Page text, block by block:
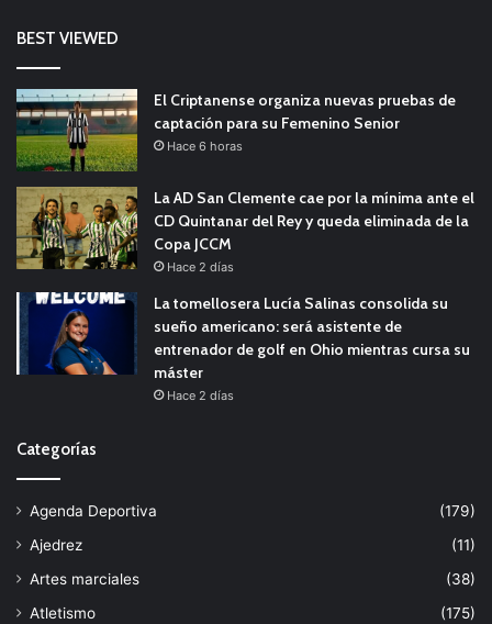
BEST VIEWED
El Criptanense organiza nuevas pruebas de
captación para su Femenino Senior
Hace 6 horas
La AD San Clemente cae por la mínima ante el
CD Quintanar del Rey y queda eliminada de la
Copa JCCM
Hace 2 días
La tomellosera Lucía Salinas consolida su
sueño americano: será asistente de
entrenador de golf en Ohio mientras cursa su
máster
Hace 2 días
Categorías
Agenda Deportiva
(179)
Ajedrez
(11)
Artes marciales
(38)
Atletismo
(175)